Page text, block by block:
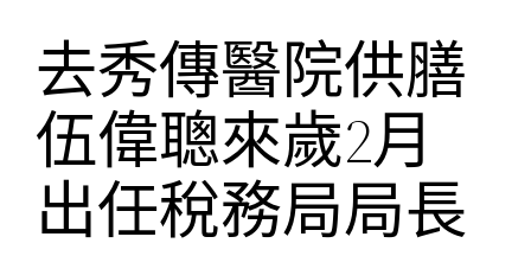
去秀傳醫院供膳
伍偉聰來歲2月
出任稅務局局長